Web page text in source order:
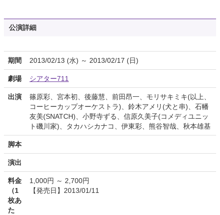
公演詳細
期間 2013/02/13 (水) ～ 2013/02/17 (日)
劇場 シアター711
出演
篠原彩、宮本初、後藤慧、前田昂一、モリサキミキ(以上、
コーヒーカップオーケストラ)、鈴木アメリ(犬と串)、石幡
友美(SNATCH)、小野寺ずる、信原久美子(コメディユニッ
ト磯川家)、タカハシカナコ、伊東彩、熊谷智哉、秋本雄基
脚本
演出
料金
（1
枚あ
た
1,000円 ～ 2,700円
【発売日】2013/01/11